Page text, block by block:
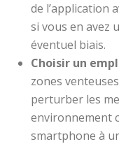
de l’application
si vous en avez
éventuel biais.
Choisir un
zones
perturber les
environnement
smartphone à